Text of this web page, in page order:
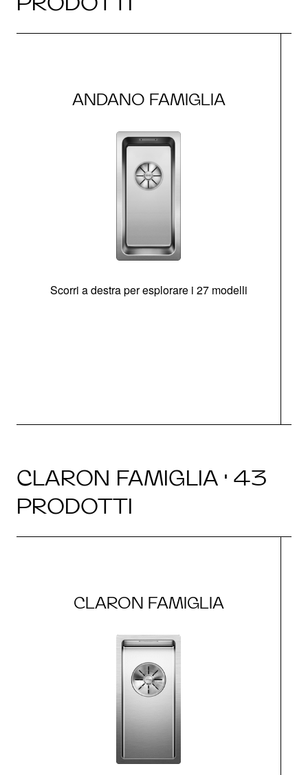
ANDANO FAMIGLIA
Scorri a destra per esplorare i 27 modelli
CLARON FAMIGLIA · 43
PRODOTTI
CLARON FAMIGLIA